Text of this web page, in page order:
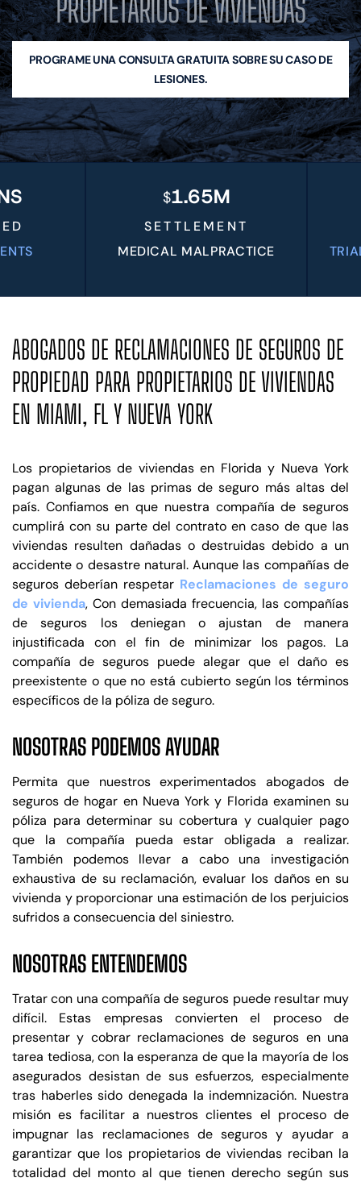
ABOGADO DE RECLAMACIONES POR
DAÑOS EN SEGUROS DE HOGAR
CONSTRUCCIÓN MIAMI
RECLAMOS DE DEPÓSITO DE SEGURIDAD
ÁREAS QUE ATENDEMOS
MIAMI
KENDALL Y SOUTH MIAMI-DADE
HOMESTEAD
HOUSTON, TX
PROPIETARIOS DE VIVIENDAS
PROGRAME UNA CONSULTA GRATUITA SOBRE SU CASO DE
LESIONES.
1.65M
SETTLEMENT
MEDICAL MALPRACTICE
TRIAL
ABOGADOS DE RECLAMACIONES DE SEGUROS DE
PROPIEDAD PARA PROPIETARIOS DE VIVIENDAS
EN MIAMI, FL Y NUEVA YORK
Los propietarios de viviendas en Florida y Nueva York
pagan algunas de las primas de seguro más altas del
país. Confiamos en que nuestra compañía de seguros
cumplirá con su parte del contrato en caso de que las
viviendas resulten dañadas o destruidas debido a un
accidente o desastre natural. Aunque las compañías de
seguros deberían respetar Reclamaciones de seguro
de vivienda, Con demasiada frecuencia, las compañías
de seguros los deniegan o ajustan de manera
injustificada con el fin de minimizar los pagos. La
compañía de seguros puede alegar que el daño es
preexistente o que no está cubierto según los términos
específicos de la póliza de seguro.
NOSOTRAS PODEMOS AYUDAR
Permita que nuestros experimentados abogados de
seguros de hogar en Nueva York y Florida examinen su
póliza para determinar su cobertura y cualquier pago
que la compañía pueda estar obligada a realizar.
También podemos llevar a cabo una investigación
exhaustiva de su reclamación, evaluar los daños en su
vivienda y proporcionar una estimación de los perjuicios
sufridos a consecuencia del siniestro.
NOSOTRAS ENTENDEMOS
Tratar con una compañía de seguros puede resultar muy
difícil. Estas empresas convierten el proceso de
presentar y cobrar reclamaciones de seguros en una
tarea tediosa, con la esperanza de que la mayoría de los
asegurados desistan de sus esfuerzos, especialmente
tras haberles sido denegada la indemnización. Nuestra
misión es facilitar a nuestros clientes el proceso de
impugnar las reclamaciones de seguros y ayudar a
garantizar que los propietarios de viviendas reciban la
totalidad del monto al que tienen derecho según sus